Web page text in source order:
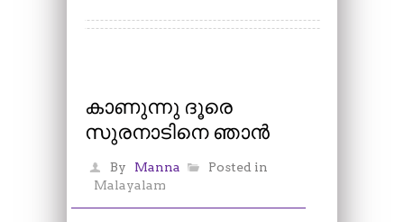
കാണുന്നു ദൂരെ
സുരനാടിനെ ഞാൻ
By Manna
Posted in
Malayalam